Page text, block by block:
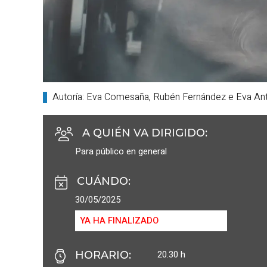
Autoría: Eva Comesaña, Rubén Fernández e Eva
A QUIÉN VA DIRIGIDO:
Para público en general
CUÁNDO:
30/05/2025
YA HA FINALIZADO
HORARIO: 20.30 h